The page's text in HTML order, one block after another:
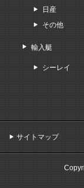
日産
その他
輸入艇
シーレイ
サイトマップ